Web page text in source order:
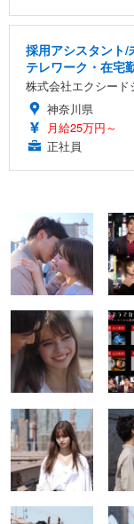
採用アシスタント
テレワーク・在宅
株式会社エクシード
神奈川県
月給25万円～
正社員